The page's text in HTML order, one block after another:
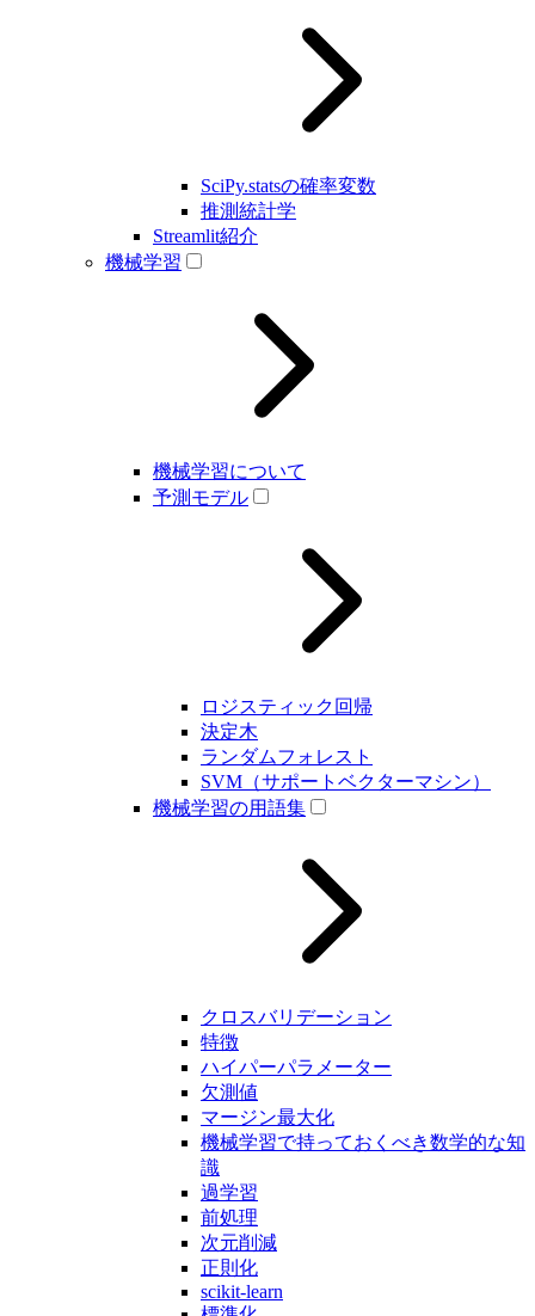
SciPy.statsの確率変数
推測統計学
Streamlit紹介
機械学習
機械学習について
予測モデル
ロジスティック回帰
決定木
ランダムフォレスト
SVM（サポートベクターマシン）
機械学習の用語集
クロスバリデーション
特徴
ハイパーパラメーター
欠測値
マージン最大化
機械学習で持っておくべき数学的な知
識
過学習
前処理
次元削減
正則化
scikit-learn